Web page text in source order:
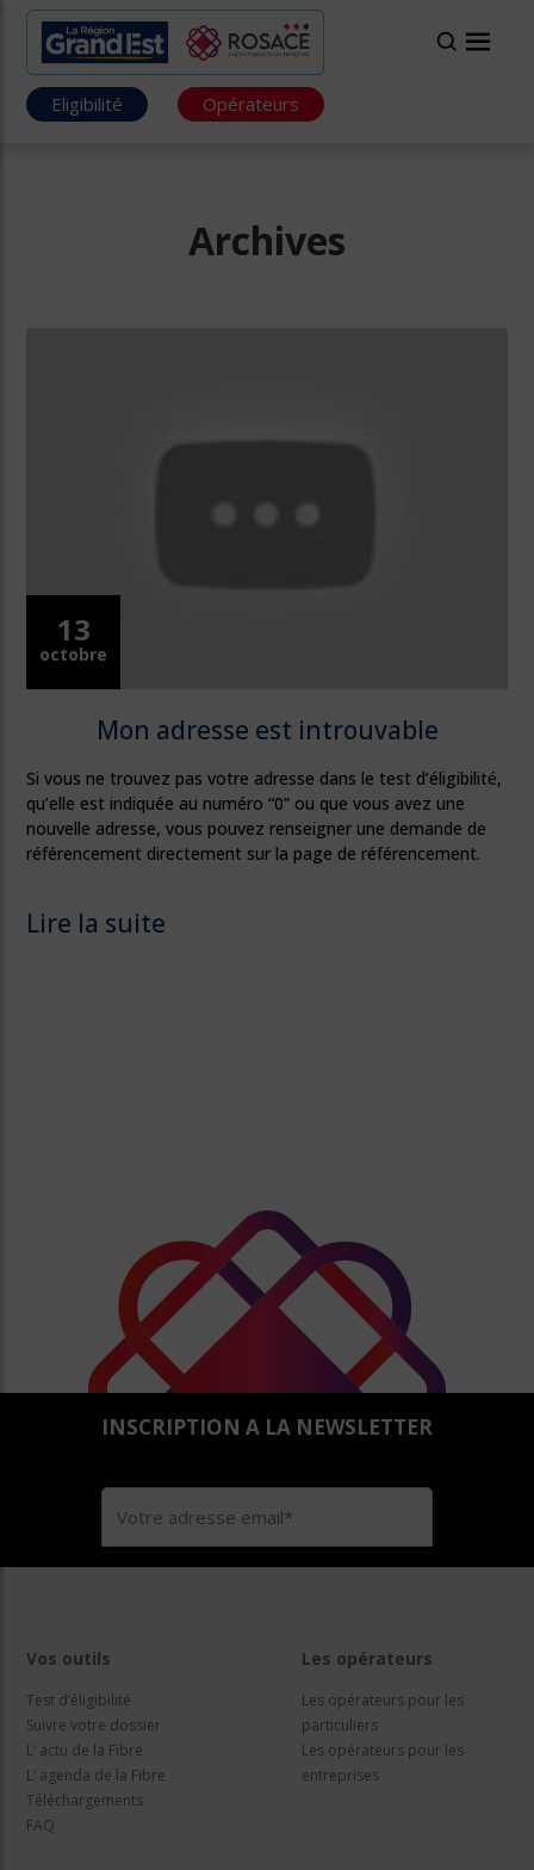
Eligibilité Opérateurs
Archives
13
octobre
Mon adresse est introuvable
Si vous ne trouvez pas votre adresse dans le test d’éligibilité,
qu’elle est indiquée au numéro “0” ou que vous avez une
nouvelle adresse, vous pouvez renseigner une demande de
référencement directement sur la page de référencement.
Lire la suite
INSCRIPTION A LA NEWSLETTER
Vos outils
Test d’éligibilité
Suivre votre dossier
L’ actu de la Fibre
L’ agenda de la Fibre
Téléchargements
FAQ
Les opérateurs
Les opérateurs pour les
particuliers
Les opérateurs pour les
entreprises